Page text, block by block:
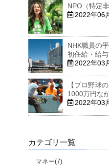
NPO（特定
2022年06
NHK職員の
初任給・給
2022年03
【プロ野球
1000万円な
2022年03
カテゴリ一覧
マネー(7)